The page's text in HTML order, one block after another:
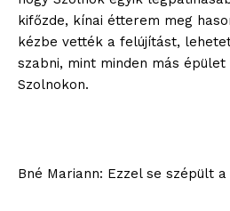
Hirdetés
kifőzde, kínai étterem meg
kézbe vették a felújítást,
szabni, mint minden más
Szolnokon.
Bné Mariann: Ezzel se szépült